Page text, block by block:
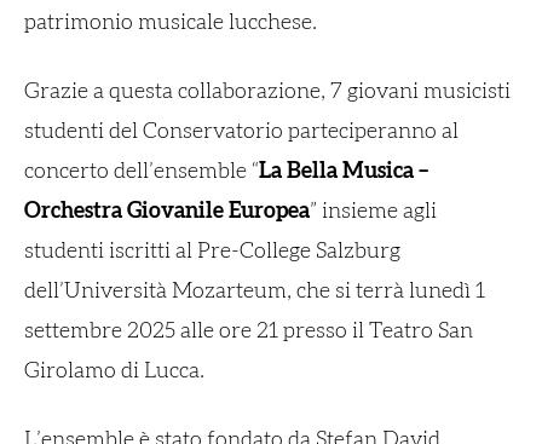
patrimonio musicale lucchese.
Grazie a questa collaborazione, 7 giovani musicisti
studenti del Conservatorio parteciperanno al
concerto dell’ensemble “La Bella Musica –
Orchestra Giovanile Europea” insieme agli
studenti iscritti al Pre-College Salzburg
dell’Università Mozarteum, che si terrà lunedì 1
settembre 2025 alle ore 21 presso il Teatro San
Girolamo di Lucca.